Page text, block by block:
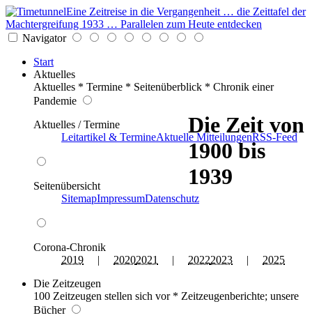
Eine Zeitreise in die Vergangenheit … die Zeittafel der
Machtergreifung 1933 … Parallelen zum Heute entdecken
Navigator
Start
Aktuelles
Aktuelles * Termine * Seitenüberblick * Chronik einer
Pandemie
Aktuelles / Termine
Leitartikel & TermineAktuelle MitteilungenRSS-Feed
Seitenübersicht
SitemapImpressumDatenschutz
Corona-Chronik
2019 | 20202021 | 20222023 | 2025
Die Zeitzeugen
100 Zeitzeugen stellen sich vor * Zeitzeugenberichte; unsere
Bücher
Die Zeit von
1900 bis
1939